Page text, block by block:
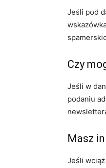
Jeśli pod
Czy
Jeśli w
podaniu
Masz
Jeśli